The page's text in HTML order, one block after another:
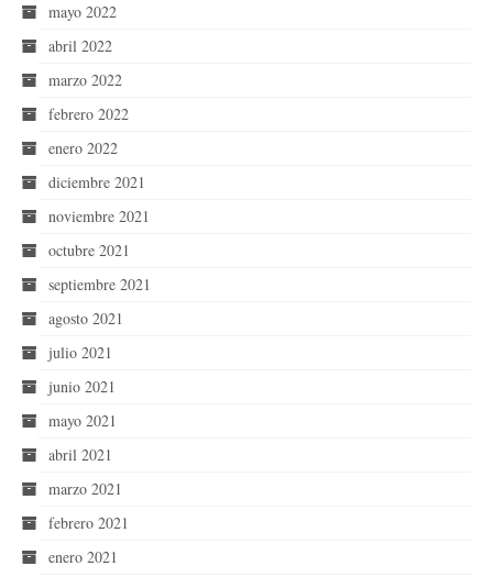
mayo 2022
abril 2022
marzo 2022
febrero 2022
enero 2022
diciembre 2021
noviembre 2021
octubre 2021
septiembre 2021
agosto 2021
julio 2021
junio 2021
mayo 2021
abril 2021
marzo 2021
febrero 2021
enero 2021